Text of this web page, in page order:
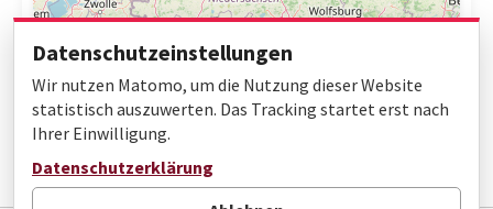
Datenschutzeinstellungen
Wir nutzen Matomo, um die Nutzung dieser Website
statistisch auszuwerten. Das Tracking startet erst nach
Ihrer Einwilligung.
Datenschutzerklärung